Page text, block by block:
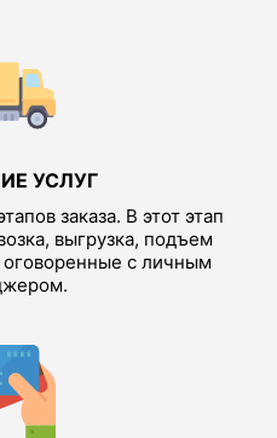
УСЛУГ
заказа. В этот этап
выгрузка, подъем
оговоренные с личным